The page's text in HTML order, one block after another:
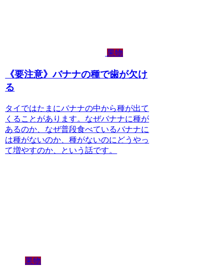
果物
《要注意》バナナの種で歯が欠け
る
タイではたまにバナナの中から種が出て
くることがあります。なぜバナナに種が
あるのか、なぜ普段食べているバナナに
は種がないのか、種がないのにどうやっ
て増やすのか、という話です。
果物